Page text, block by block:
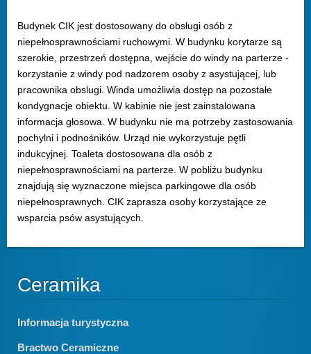
Budynek CIK jest dostosowany do obsługi osób z
niepełnosprawnościami ruchowymi. W budynku korytarze są
szerokie, przestrzeń dostępna, wejście do windy na parterze -
korzystanie z windy pod nadzorem osoby z asystującej, lub
pracownika obslugi. Winda umożliwia dostęp na pozostałe
kondygnacje obiektu. W kabinie nie jest zainstalowana
informacja głosowa. W budynku nie ma potrzeby zastosowania
pochylni i podnośników. Urząd nie wykorzystuje pętli
indukcyjnej. Toaleta dostosowana dla osób z
niepełnosprawnościami na parterze. W pobliżu budynku
znajdują się wyznaczone miejsca parkingowe dla osób
niepełnosprawnych. CIK zaprasza osoby korzystające ze
wsparcia psów asystujących.
Ceramika
Informacja turystyczna
Bractwo Ceramiczne